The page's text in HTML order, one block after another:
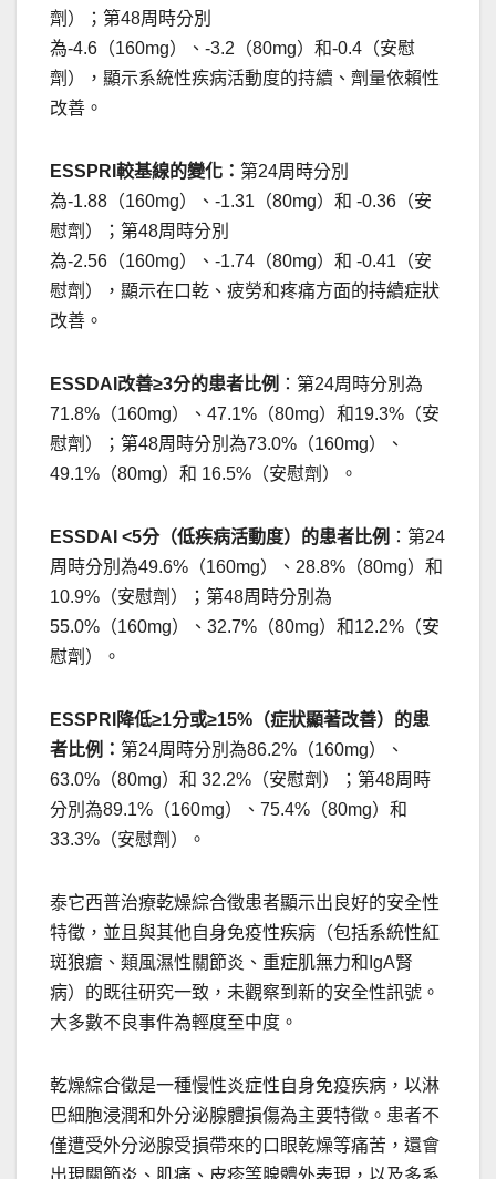
劑）；第48周時分別
為-4.6（160mg）、-3.2（80mg）和-0.4（安慰
劑），顯示系統性疾病活動度的持續、劑量依賴性
改善。
ESSPRI較基線的變化： 第24周時分別
為-1.88（160mg）、-1.31（80mg）和 -0.36（安
慰劑）；第48周時分別
為-2.56（160mg）、-1.74（80mg）和 -0.41（安
慰劑），顯示在口乾、疲勞和疼痛方面的持續症狀
改善。
ESSDAI改善≥3分的患者比例 ：第24周時分別為
71.8%（160mg）、47.1%（80mg）和19.3%（安
慰劑）；第48周時分別為73.0%（160mg）、
49.1%（80mg）和 16.5%（安慰劑）。
ESSDAI <5分（低疾病活動度）的患者比例 ：第24
周時分別為49.6%（160mg）、28.8%（80mg）和
10.9%（安慰劑）；第48周時分別為
55.0%（160mg）、32.7%（80mg）和12.2%（安
慰劑）。
ESSPRI降低≥1分或≥15%（症狀顯著改善）的患
者比例： 第24周時分別為86.2%（160mg）、
63.0%（80mg）和 32.2%（安慰劑）；第48周時
分別為89.1%（160mg）、75.4%（80mg）和
33.3%（安慰劑）。
泰它西普治療乾燥綜合徵患者顯示出良好的安全性
特徵，並且與其他自身免疫性疾病（包括系統性紅
斑狼瘡、類風濕性關節炎、重症肌無力和IgA腎
病）的既往研究一致，未觀察到新的安全性訊號。
大多數不良事件為輕度至中度。
乾燥綜合徵是一種慢性炎症性自身免疫疾病，以淋
巴細胞浸潤和外分泌腺體損傷為主要特徵。患者不
僅遭受外分泌腺受損帶來的口眼乾燥等痛苦，還會
出現關節炎、肌痛、皮疹等腺體外表現，以及多系